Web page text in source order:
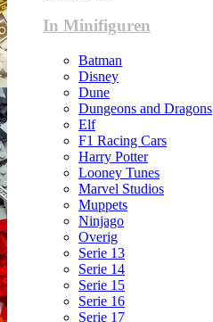
In Minifiguren
Batman
Disney
Dune
Dungeons and Dragons
Elf
F1 Racing Cars
Harry Potter
Looney Tunes
Marvel Studios
Muppets
Ninjago
Overig
Serie 13
Serie 14
Serie 15
Serie 16
Serie 17